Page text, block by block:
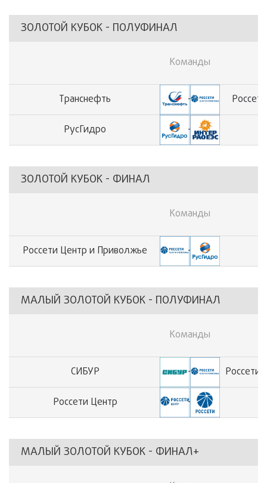
ЗОЛОТОЙ КУБОК - ПОЛУФИНАЛ
Команды
Транснефть -
РусГидро -
ЗОЛОТОЙ КУБОК - ФИНАЛ
Команды
Россети Центр и Приволжье -
МАЛЫЙ ЗОЛОТОЙ КУБОК - ПОЛУФИНАЛ
Команды
СИБУР - Россети
Россети Центр -
МАЛЫЙ ЗОЛОТОЙ КУБОК - ФИНАЛ+